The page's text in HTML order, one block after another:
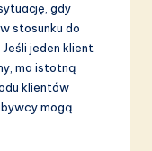
gdy
stosunku do
jeden klient
ma istotną
klientów
mogą